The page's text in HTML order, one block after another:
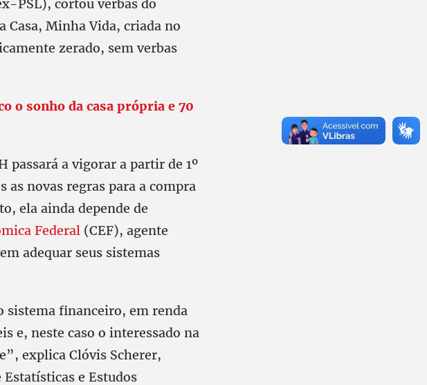
PSL), cortou verbas do
Casa, Minha Vida, criada no
zerado, sem verbas
o sonho da casa própria e 70
passará a vigorar a partir de 1º
as novas regras para a compra
ela ainda depende de
Federal (CEF), agente
adequar seus sistemas
sistema financeiro, em renda
e, neste caso o interessado na
explica Clóvis Scherer,
e Estudos